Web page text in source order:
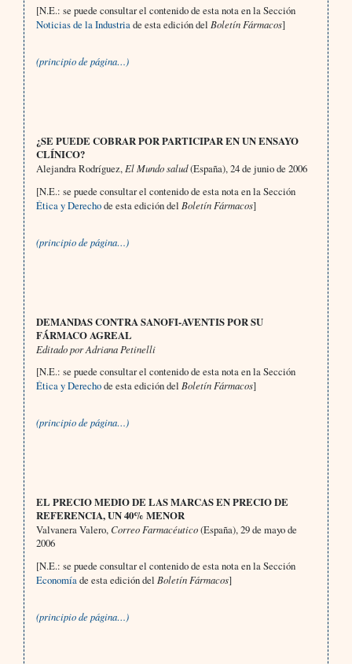
[N.E.: se puede consultar el contenido de esta nota en la Sección
Noticias de la Industriade esta edición del Boletín Fármacos]
(principio de página…)
¿SE PUEDE COBRAR POR PARTICIPAR EN UN ENSAYO
CLÍNICO?
Alejandra Rodríguez, El Mundo salud(España), 24 de junio de 2006
[N.E.: se puede consultar el contenido de esta nota en la Sección
Ética y Derechode esta edición del Boletín Fármacos]
(principio de página…)
DEMANDAS CONTRA SANOFI-AVENTIS POR SU
FÁRMACO AGREAL
Editado por Adriana Petinelli
[N.E.: se puede consultar el contenido de esta nota en la Sección
Ética y Derechode esta edición del Boletín Fármacos]
(principio de página…)
EL PRECIO MEDIO DE LAS MARCAS EN PRECIO DE
REFERENCIA, UN 40% MENOR
Valvanera Valero,Correo Farmacéutico(España), 29 de mayo de
2006
[N.E.: se puede consultar el contenido de esta nota en la Sección
Economíade esta edición del Boletín Fármacos]
(principio de página…)